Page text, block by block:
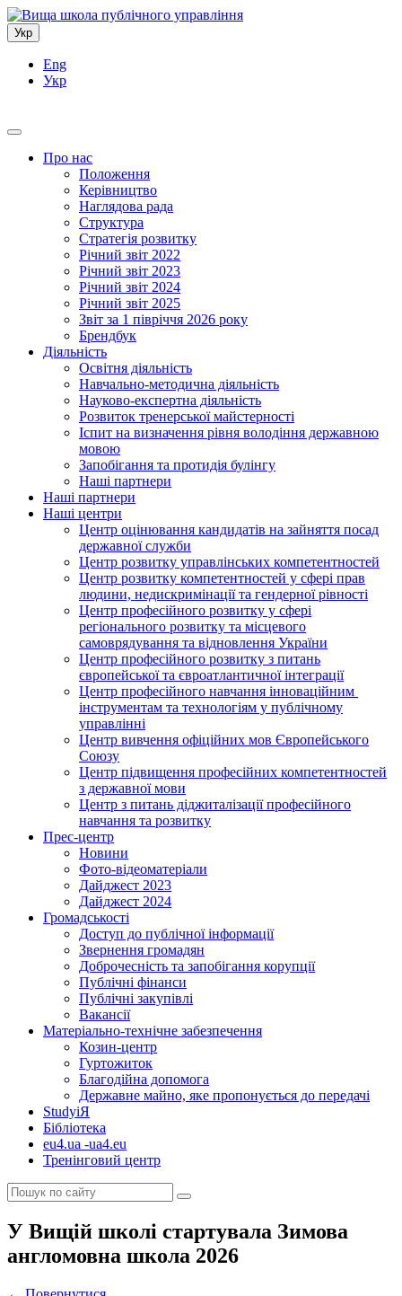
Укр
Eng
Укр
Про нас
Положення
Керівництво
Наглядова рада
Структура
Стратегія розвитку
Річний звіт 2022
Річний звіт 2023
Річний звіт 2024
Річний звіт 2025
Звіт за 1 півріччя 2026 року
Брендбук
Діяльність
Освітня діяльність
Навчально-методична діяльність
Науково-експертна діяльність
Розвиток тренерської майстерності
Іспит на визначення рівня володіння державною
мовою
Запобігання та протидія булінгу
Наші партнери
Наші партнери
Наші центри
Центр оцінювання кандидатів на зайняття посад
державної служби
Центр розвитку управлінських компетентностей
Центр розвитку компетентностей у сфері прав
людини, недискримінації та гендерної рівності
Центр професійного розвитку у сфері
регіонального розвитку та місцевого
самоврядування та відновлення України
Центр професійного розвитку з питань
європейської та євроатлантичної інтеграції
Центр професійного навчання інноваційним
інструментам та технологіям у публічному
управлінні
Центр вивчення офіційних мов Європейського
Союзу
Центр підвищення професійних компетентностей
з державної мови
Центр з питань діджиталізації професійного
навчання та розвитку
Прес-центр
Новини
Фото-відеоматеріали
Дайджест 2023
Дайджест 2024
Громадськості
Доступ до публічної інформації
Звернення громадян
Доброчесність та запобігання корупції
Публічні фінанси
Публічні закупівлі
Вакансії
Матеріально-технічне забезпечення
Козин-центр
Гуртожиток
Благодійна допомога
Державне майно, яке пропонується до передачі
StudyіЯ
Бібліотека
eu4.ua -ua4.eu
Тренінговий центр
У Вищій школі стартувала Зимова
англомовна школа 2026